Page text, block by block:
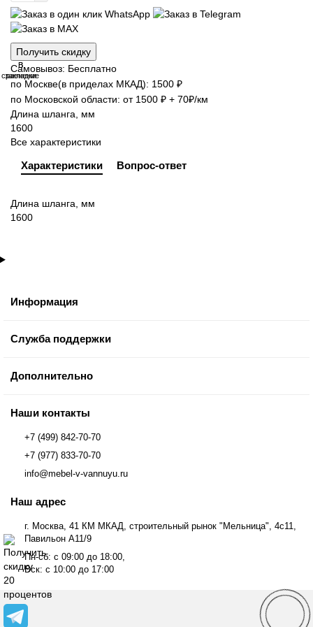
Получить скидку
В
закладки
В
сравнение
Самовывоз: Бесплатно
по Москве(в приделах МКАД): 1500 ₽
по Московской области: от 1500 ₽ + 70₽/км
Длина шланга, мм
1600
Все характеристики
Характеристики Вопрос-ответ
Длина шланга, мм
1600
Информация
Служба поддержки
Дополнительно
Наши контакты
+7 (499) 842-70-70
+7 (977) 833-70-70
info@mebel-v-vannuyu.ru
Наш адрес
г. Москва, 41 КМ МКАД, строительный рынок "Мельница", 4с11,
Павильон А11/9
Пн-сб: с 09:00 до 18:00,
Вск: с 10:00 до 17:00